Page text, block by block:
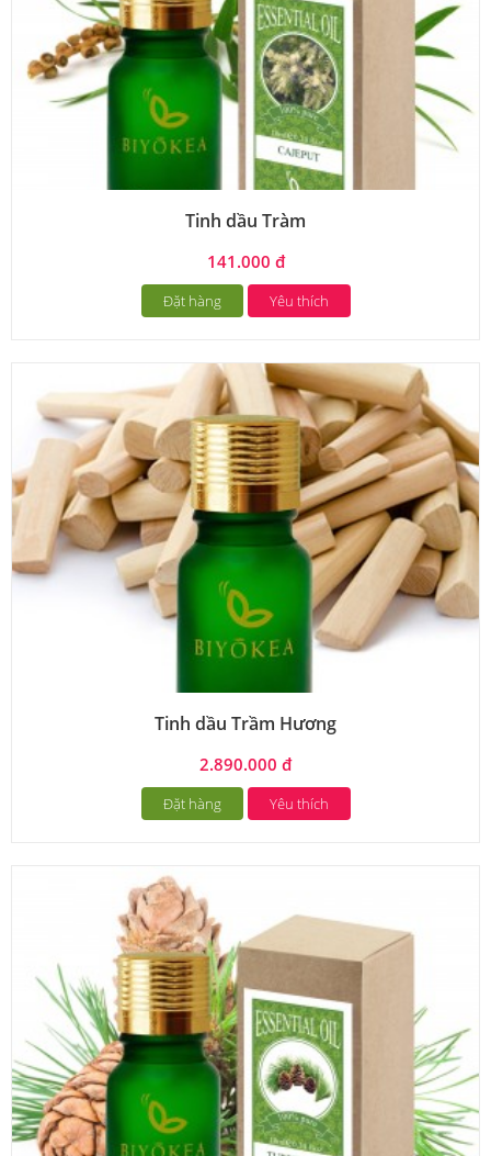
Tinh dầu Tràm
141.000 đ
Đặt hàng Yêu thích
Tinh dầu Trầm Hương
2.890.000 đ
Đặt hàng Yêu thích